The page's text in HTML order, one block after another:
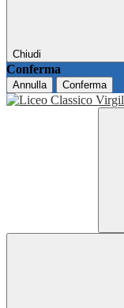
Chiudi
Conferma
Annulla Conferma